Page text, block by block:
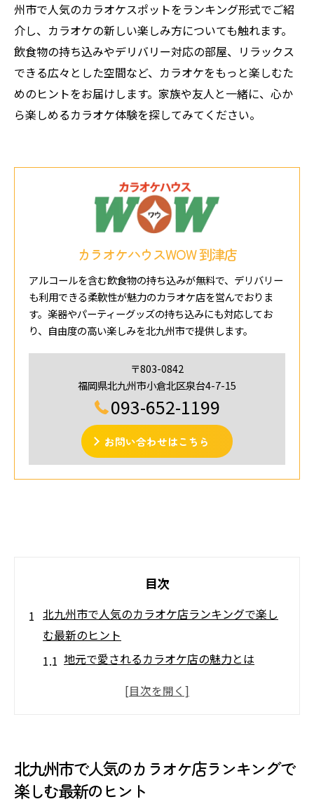
州市で人気のカラオケスポットをランキング形式でご紹
介し、カラオケの新しい楽しみ方についても触れます。
飲食物の持ち込みやデリバリー対応の部屋、リラックス
できる広々とした空間など、カラオケをもっと楽しむた
めのヒントをお届けします。家族や友人と一緒に、心か
ら楽しめるカラオケ体験を探してみてください。
カラオケハウスWOW 到津店
アルコールを含む飲食物の持ち込みが無料で、デリバリー
も利用できる柔軟性が魅力のカラオケ店を営んでおりま
す。楽器やパーティーグッズの持ち込みにも対応してお
り、自由度の高い楽しみを北九州市で提供します。
〒803-0842
福岡県北九州市小倉北区泉台4-7-15
093-652-1199
お問い合わせはこちら
目次
北九州市で人気のカラオケ店ランキングで楽し
む最新のヒント
地元で愛されるカラオケ店の魅力とは
最新設備を備えた注目のカラオケスポット
カラオケを快適に楽しむための準備
カラオケをもっと楽しむためのリラックス空間
北九州市で人気のカラオケ店ランキングで
楽しむ最新のヒント